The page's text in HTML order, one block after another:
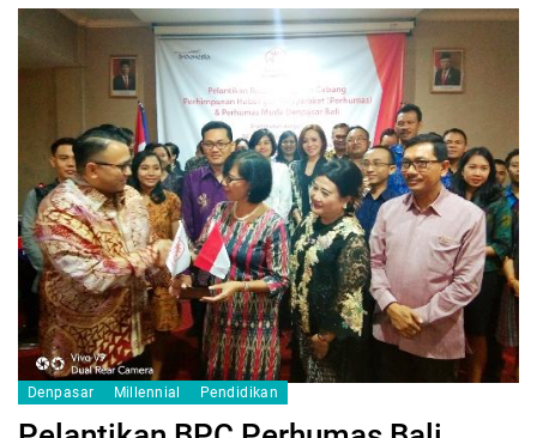
Denpasar Millennial Pendidikan